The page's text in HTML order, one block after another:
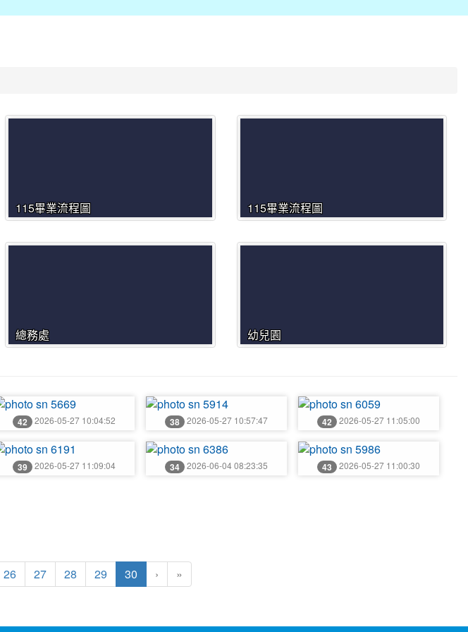
115畢業流程圖 115畢業流程圖
總務處 幼兒園
photo:5669
42 2026-05-27 10:04:52 photo:5914
38 2026-05-27 10:57:47 photo:6059
42 2026-05-27 11:05:00
photo:6191
39 2026-05-27 11:09:04 photo:6386
34 2026-06-04 08:23:35 photo:5986
43 2026-05-27 11:00:30
26 27 28 29 30(目前頁次)
› »